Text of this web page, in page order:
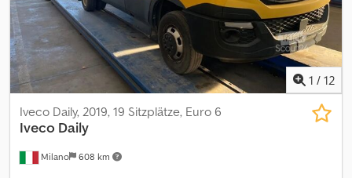
europäischen Marktplatz für gebrauchte Busse.
1 / 12
Milano 608 km
Iveco Daily, 2019, 19 Sitzplätze, Euro 6
Iveco Daily